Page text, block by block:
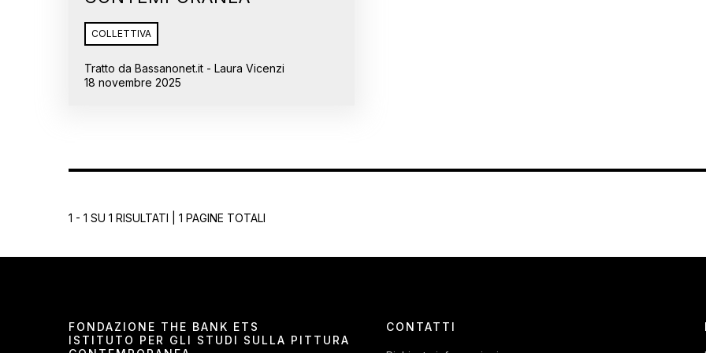
COLLETTIVA
Tratto da Bassanonet.it - Laura Vicenzi
18 novembre 2025
1 - 1 SU 1 RISULTATI | 1 PAGINE TOTALI
FONDAZIONE THE BANK ETS
ISTITUTO PER GLI STUDI SULLA PITTURA
CONTATTI